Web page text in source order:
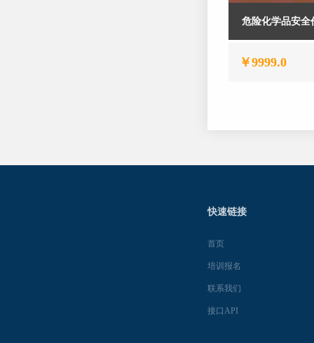
￥9999.0
快速链接
首页
培训报名
联系我们
接口API